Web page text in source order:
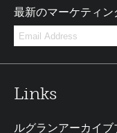
最新のマーケティン
Links
ルグランアーカイブ